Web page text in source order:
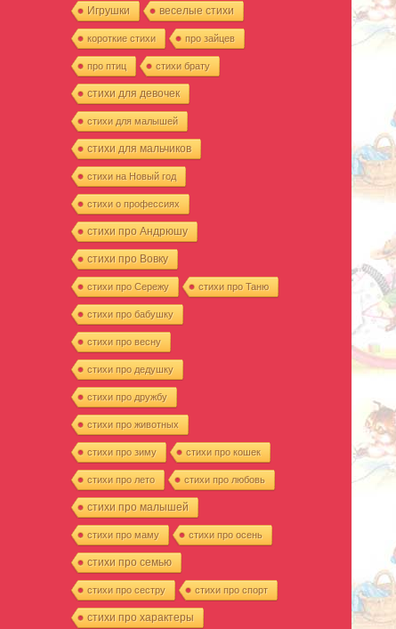
Игрушки веселые стихи
короткие стихи про зайцев
про птиц стихи брату
стихи для девочек
стихи для малышей
стихи для мальчиков
стихи на Новый год
стихи о профессиях
стихи про Андрюшу
стихи про Вовку
стихи про Сережу стихи про Таню
стихи про бабушку
стихи про весну
стихи про дедушку
стихи про дружбу
стихи про животных
стихи про зиму стихи про кошек
стихи про лето стихи про любовь
стихи про малышей
стихи про маму стихи про осень
стихи про семью
стихи про сестру стихи про спорт
стихи про характеры